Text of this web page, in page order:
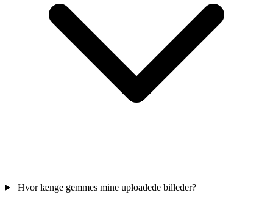
Hvor længe gemmes mine uploadede billeder?